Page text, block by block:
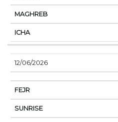
12/06/2026